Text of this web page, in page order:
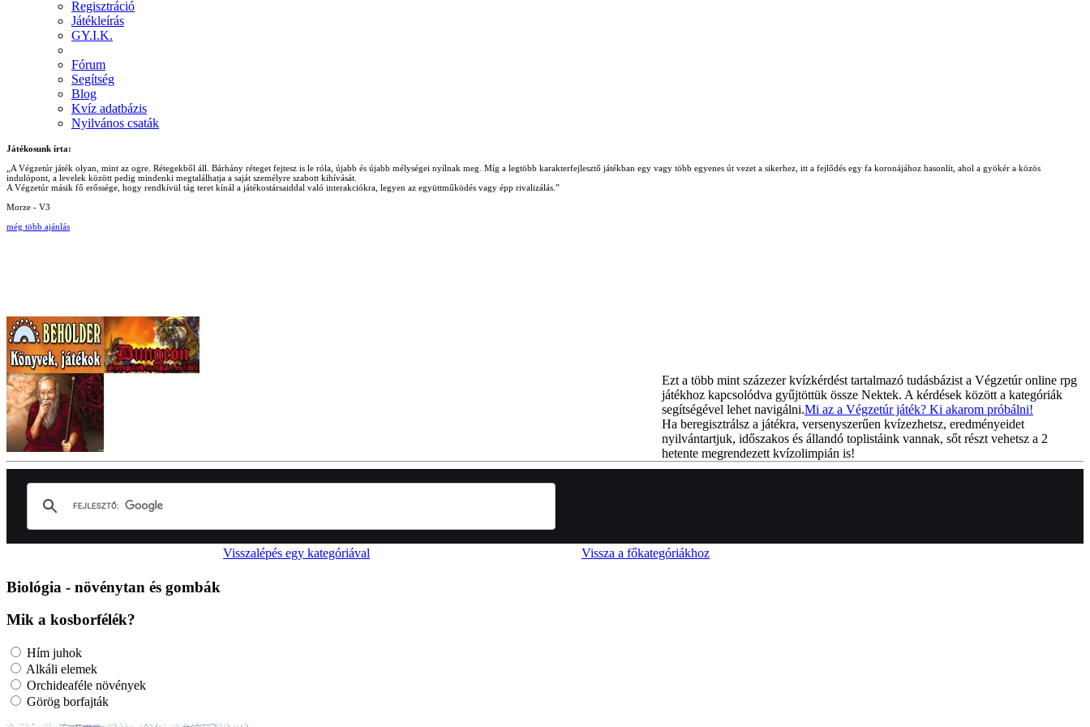
Regisztráció
Játékleírás
GY.I.K.
Fórum
Segítség
Blog
Kvíz adatbázis
Nyilvános csaták
Játékosunk írta:
„A Végzetúr játék olyan, mint az ogre. Rétegekből áll. Bárhány réteget fejtesz is le róla, újabb és újabb mélységei nyílnak meg. Míg a legtöbb karakterfejlesztő játékban egy vagy több egyenes út vezet a sikerhez, itt a fejlődés egy fa koronájához hasonlít, ahol a gyökér a közös
indulópont, a levelek között pedig mindenki megtalálhatja a saját személyre szabott kihívását.
A Végzetúr másik fő erőssége, hogy rendkívül tág teret kínál a játékostársaiddal való interakciókra, legyen az együttműködés vagy épp rivalizálás.”
Morze - V3
még több ajánlás
Ezt a több mint százezer kvízkérdést tartalmazó tudásbázist a Végzetúr online rpg
játékhoz kapcsolódva gyűjtöttük össze Nektek. A kérdések között a kategóriák
segítségével lehet navigálni.Mi az a Végzetúr játék? Ki akarom próbálni!
Ha beregisztrálsz a játékra, versenyszerűen kvízezhetsz, eredményeidet
nyilvántartjuk, időszakos és állandó toplistáink vannak, sőt részt vehetsz a 2
hetente megrendezett kvízolimpián is!
Visszalépés egy kategóriával Vissza a főkategóriákhoz
Biológia - növénytan és gombák
Mik a kosborfélék?
Hím juhok
Alkáli elemek
Orchideaféle növények
Görög borfajták